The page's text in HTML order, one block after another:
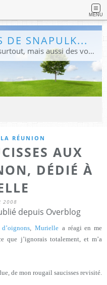
MENU
DE SNAPULK...
Le monde, à travers sa cuisine surtout, mais aussi des voyages, et des idées.
RÉUNION
AUX
DÉDIÉ À
2008
depuis Overblog
Murielle a réagi en me
que j’ignorais totalement, et m’a
de mon rougail saucisses revisité.